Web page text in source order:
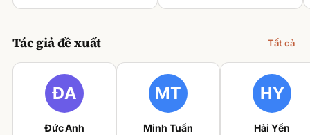
Tác giả đề xuất Tất cả
Đức Anh Minh Tuấn Hải Yến